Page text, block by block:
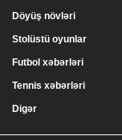
Döyüş növləri
Stolüstü oyunlar
Futbol xəbərləri
Tennis xəbərləri
Digər